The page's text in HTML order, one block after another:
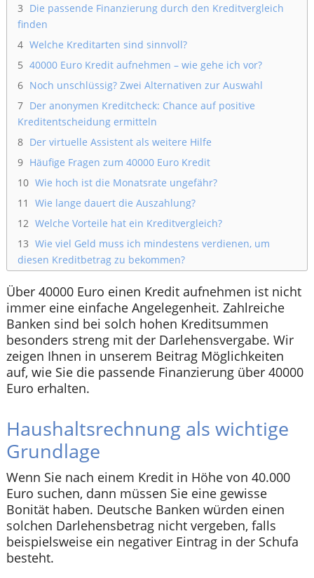
3 Die passende Finanzierung durch den Kreditvergleich
finden
4 Welche Kreditarten sind sinnvoll?
5 40000 Euro Kredit aufnehmen – wie gehe ich vor?
6 Noch unschlüssig? Zwei Alternativen zur Auswahl
7 Der anonymen Kreditcheck: Chance auf positive
Kreditentscheidung ermitteln
8 Der virtuelle Assistent als weitere Hilfe
9 Häufige Fragen zum 40000 Euro Kredit
10 Wie hoch ist die Monatsrate ungefähr?
11
Wie lange dauert die Auszahlung?
12 Welche Vorteile hat ein Kreditvergleich?
13 Wie viel Geld muss ich mindestens verdienen, um
diesen Kreditbetrag zu bekommen?
Über 40000 Euro einen Kredit aufnehmen ist nicht
immer eine einfache Angelegenheit. Zahlreiche
Banken sind bei solch hohen Kreditsummen
besonders streng mit der Darlehensvergabe. Wir
zeigen Ihnen in unserem Beitrag Möglichkeiten
auf, wie Sie die passende Finanzierung über 40000
Euro erhalten.
Haushaltsrechnung als wichtige
Grundlage
Wenn Sie nach einem Kredit in Höhe von 40.000
Euro suchen, dann müssen Sie eine gewisse
Bonität haben. Deutsche Banken würden einen
solchen Darlehensbetrag nicht vergeben, falls
beispielsweise ein negativer Eintrag in der Schufa
besteht.